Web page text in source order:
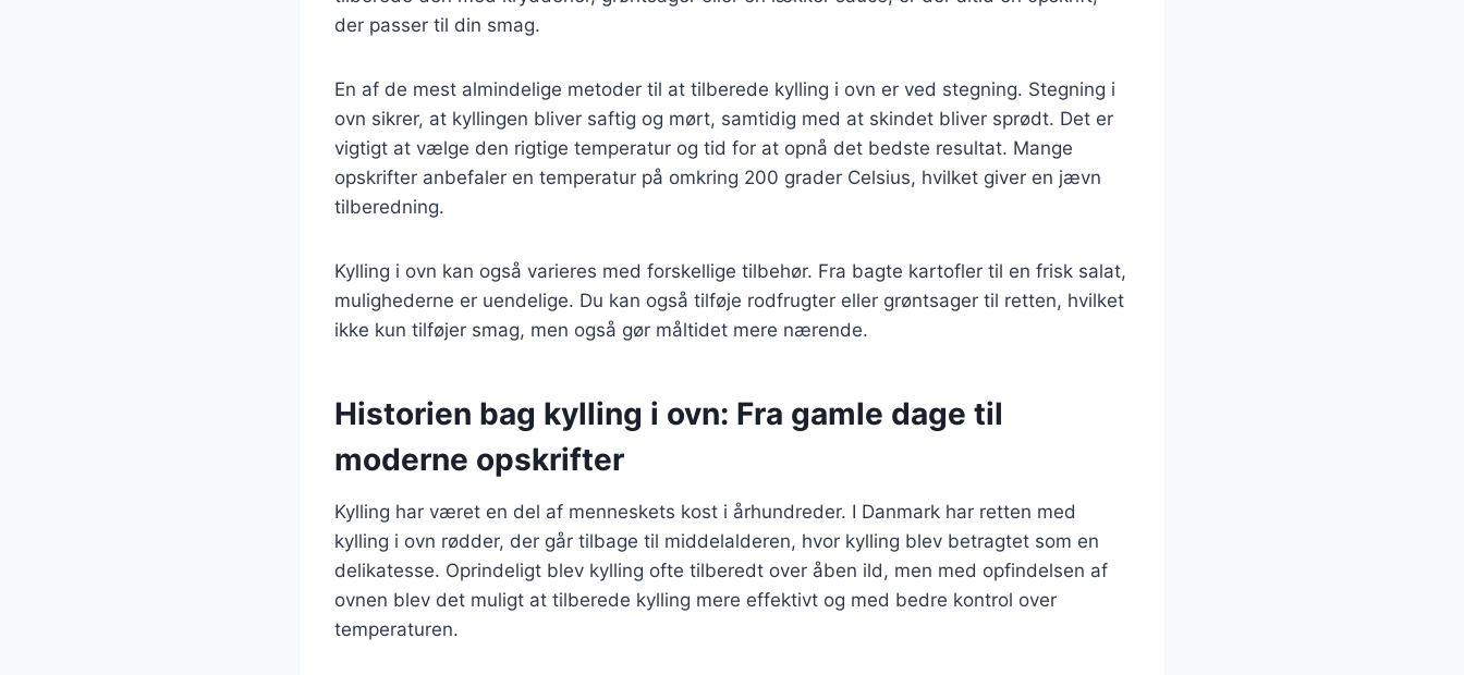
der passer til din smag.
En af de mest almindelige metoder til at tilberede kylling i ovn er ved stegning. Stegning i
ovn sikrer, at kyllingen bliver saftig og mørt, samtidig med at skindet bliver sprødt. Det er
vigtigt at vælge den rigtige temperatur og tid for at opnå det bedste resultat. Mange
opskrifter anbefaler en temperatur på omkring 200 grader Celsius, hvilket giver en jævn
tilberedning.
Kylling i ovn kan også varieres med forskellige tilbehør. Fra bagte kartofler til en frisk salat,
mulighederne er uendelige. Du kan også tilføje rodfrugter eller grøntsager til retten, hvilket
ikke kun tilføjer smag, men også gør måltidet mere nærende.
Historien bag kylling i ovn: Fra gamle dage til
moderne opskrifter
Kylling har været en del af menneskets kost i århundreder. I Danmark har retten med
kylling i ovn rødder, der går tilbage til middelalderen, hvor kylling blev betragtet som en
delikatesse. Oprindeligt blev kylling ofte tilberedt over åben ild, men med opfindelsen af
ovnen blev det muligt at tilberede kylling mere effektivt og med bedre kontrol over
temperaturen.